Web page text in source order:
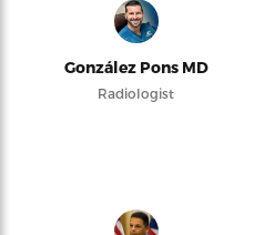
González Pons MD
Radiologist